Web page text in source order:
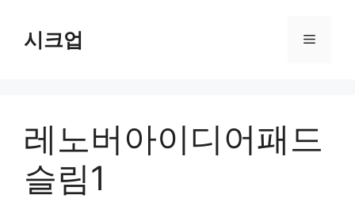
시크업 메
레노버아이디어패드
슬림1